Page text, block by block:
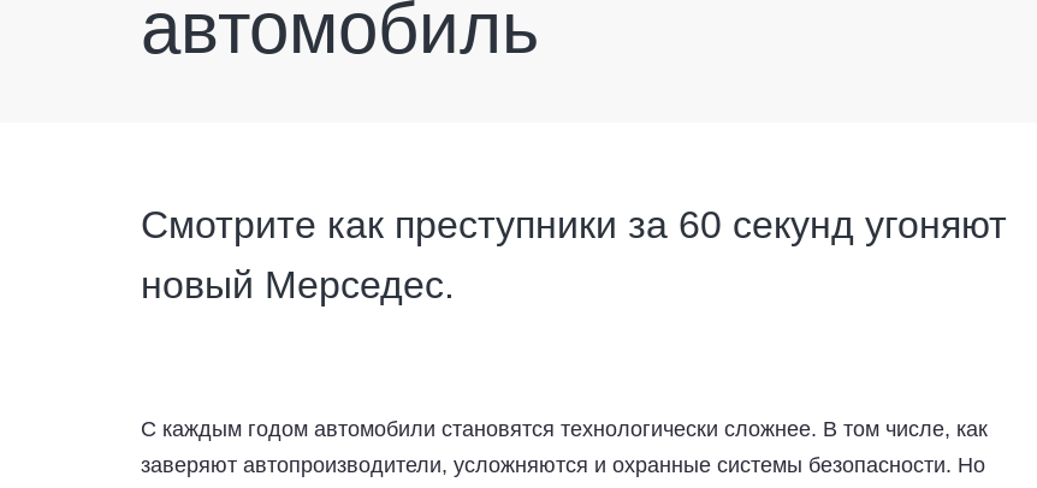
автомобиль
Смотрите как преступники за 60 секунд угоняют
новый Мерседес.
С каждым годом автомобили становятся технологически сложнее. В том числе, как
заверяют автопроизводители, усложняются и охранные системы безопасности. Но